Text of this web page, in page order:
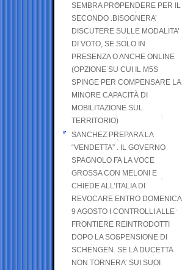
SEMBRA PROPENDERE PER IL
SECONDO .BISOGNERA’
DISCUTERE SULLE MODALITA’
DI VOTO, SE SOLO IN
PRESENZA O ANCHE ONLINE
(OPZIONE SU CUI IL M5S
SPINGE PER COMPENSARE LA
MINORE CAPACITÀ DI
MOBILITAZIONE SUL
TERRITORIO)
SANCHEZ PREPARA LA
“VENDETTA” . IL GOVERNO
SPAGNOLO FA LA VOCE
GROSSA CON MELONI E
CHIEDE ALL’ITALIA DI
REVOCARE ENTRO DOMENICA
9 AGOSTO I CONTROLLI ALLE
FRONTIERE REINTRODOTTI
DOPO LA SOSPENSIONE DI
SCHENGEN. SE LA DUCETTA
NON TORNERA’ SUI SUOI